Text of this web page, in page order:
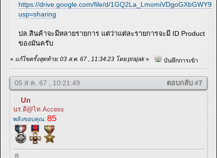
https://drive.google.com/file/d/
usp=sharing
ปล.สินค้าจะมีหลายรายการ แต่ว่าแต่ละรายการจะมี ID Product
ของมันครับ
« แก้ไขครั้งสุดท้าย: 03 ส.ค. 67 , 11:34:23 โดย prajak» บันทึกการเข้า
05 ส.ค. 67 , 10:21:49 ตอบกลับ #7
Un
นร.ดี@ไท.Access
พลังขอบคุณ: 85